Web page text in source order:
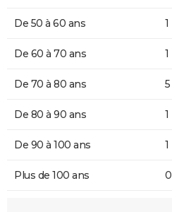
De 50 à 60 ans 1
De 60 à 70 ans 1
De 70 à 80 ans 5
De 80 à 90 ans 1
De 90 à 100 ans 1
Plus de 100 ans 0